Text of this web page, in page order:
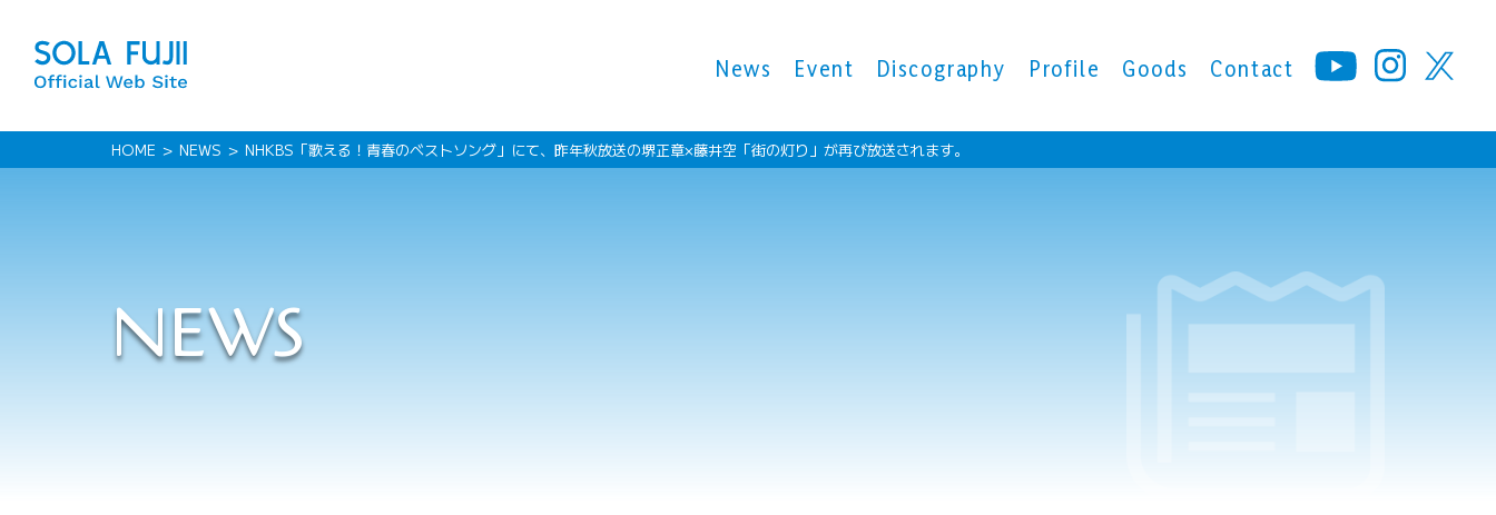
News Event Discography Profile Goods Contact
HOME NEWS NHKBS「歌える！青春のベストソング」にて、昨年秋放送の堺正章×藤井空「街の灯り」が再び放送されます。
NEWS